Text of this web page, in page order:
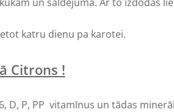
katru dienu pa karotei.
Citrons !
D, P, PP vitamīnus un tādas